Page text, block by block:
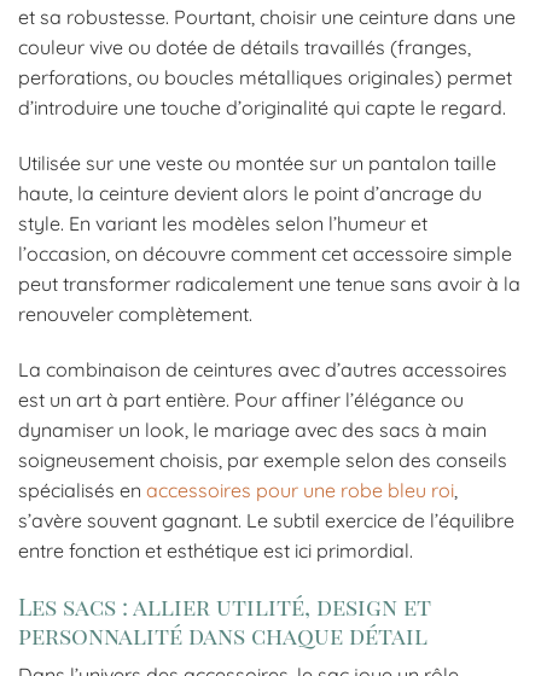
et sa robustesse. Pourtant, choisir une ceinture dans une
couleur vive ou dotée de détails travaillés (franges,
perforations, ou boucles métalliques originales) permet
d’introduire une touche d’originalité qui capte le regard.
Utilisée sur une veste ou montée sur un pantalon taille
haute, la ceinture devient alors le point d’ancrage du
style. En variant les modèles selon l’humeur et
l’occasion, on découvre comment cet accessoire simple
peut transformer radicalement une tenue sans avoir à la
renouveler complètement.
La combinaison de ceintures avec d’autres accessoires
est un art à part entière. Pour affiner l’élégance ou
dynamiser un look, le mariage avec des sacs à main
soigneusement choisis, par exemple selon des conseils
spécialisés en accessoires pour une robe bleu roi,
s’avère souvent gagnant. Le subtil exercice de l’équilibre
entre fonction et esthétique est ici primordial.
Les sacs : allier utilité, design et
personnalité dans chaque détail